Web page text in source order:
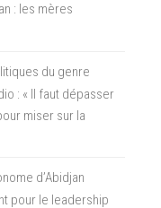
: les mères
du genre
: « Il faut dépasser
miser sur la
d’Abidjan
pour le leadership